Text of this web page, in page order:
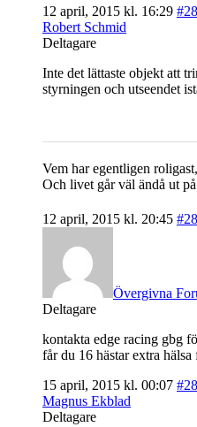
12 april, 2015 kl. 16:29
Robert Schmid
Deltagare
Inte det lättaste objekt att
styrningen och utseendet
Vem har egentligen
Och livet går väl ändå ut
12 april, 2015 kl. 20:45
Övergivna
Deltagare
kontakta edge racing gbg
får du 16 hästar extra
15 april, 2015 kl. 00:07
Magnus Ekblad
Deltagare